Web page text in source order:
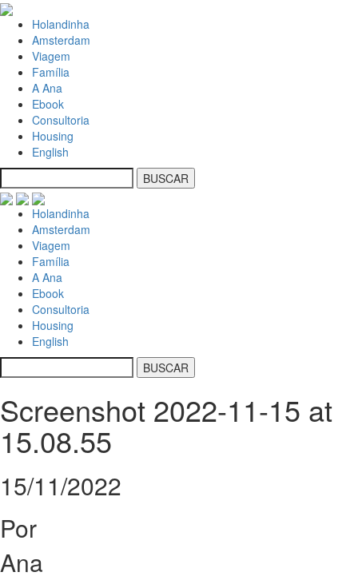
Holandinha
Amsterdam
Viagem
Família
A Ana
Ebook
Consultoria
Housing
English
Holandinha
Amsterdam
Viagem
Família
A Ana
Ebook
Consultoria
Housing
English
Screenshot 2022-11-15 at
15.08.55
15/11/2022
Por
Ana